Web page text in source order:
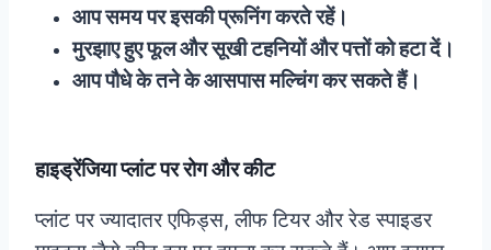
आप समय पर इसकी प्रूनिंग करते रहें।
मुरझाए हुए फूल और सूखी टहनियों और पत्तों को हटा दें।
आप पौधे के तने के आसपास मल्चिंग कर सकते हैं।
हाइड्रेंजिया प्लांट पर रोग और कीट
प्लांट पर ज्यादातर एफिड्स, लीफ टियर और रेड स्पाइडर